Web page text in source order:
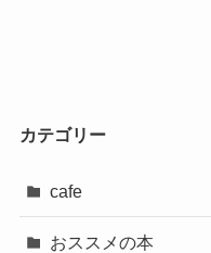
カテゴリー
cafe
おススメの本